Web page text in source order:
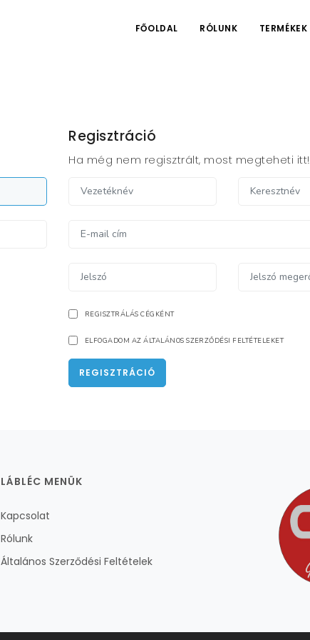
FŐOLDAL RÓLUNK TERMÉKEK
Regisztráció
Ha még nem regisztrált, most megteheti itt!
REGISZTRÁLÁS CÉGKÉNT
ELFOGADOM AZ ÁLTALÁNOS SZERZŐDÉSI FELTÉTELEKET
REGISZTRÁCIÓ
LÁBLÉC MENÜK
Kapcsolat
Rólunk
Általános Szerződési Feltételek